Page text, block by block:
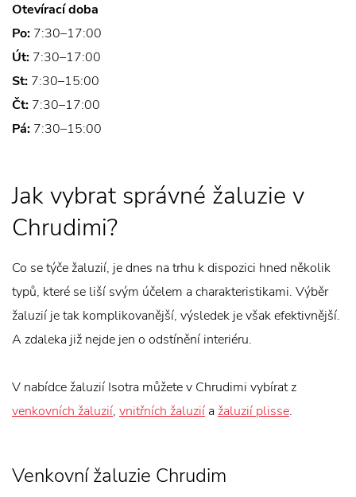
Otevírací doba
Po: 7:30–17:00
Út: 7:30–17:00
St: 7:30–15:00
Čt: 7:30–17:00
Pá: 7:30–15:00
Jak vybrat správné žaluzie v
Chrudimi?
Co se týče žaluzií, je dnes na trhu k dispozici hned několik
typů, které se liší svým účelem a charakteristikami. Výběr
žaluzií je tak komplikovanější, výsledek je však efektivnější.
A zdaleka již nejde jen o odstínění interiéru.
V nabídce žaluzií Isotra můžete v Chrudimi vybírat z
venkovních žaluzií, vnitřních žaluzií a žaluzií plisse.
Venkovní žaluzie Chrudim